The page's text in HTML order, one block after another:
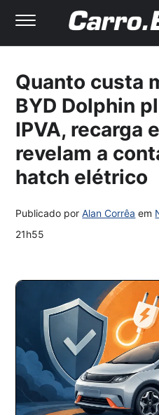
Quanto custa
BYD Dolphin
IPVA, recarga
revelam a
hatch elétrico
Publicado porAlan Corrêa em
21h55